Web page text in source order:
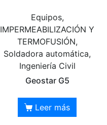
Equipos,
IMPERMEABILIZACIÓN Y
TERMOFUSIÓN,
Soldadora automática,
Ingeniería Civil
Geostar G5
Leer más